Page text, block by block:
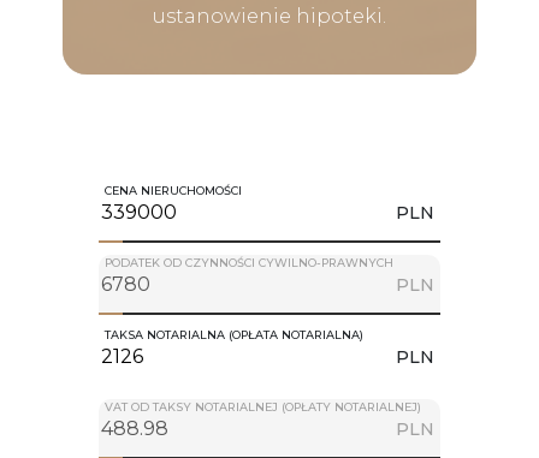
ustanowienie hipoteki.
CENA NIERUCHOMOŚCI
PLN
PODATEK OD CZYNNOŚCI CYWILNO-PRAWNYCH
PLN
TAKSA NOTARIALNA (OPŁATA NOTARIALNA)
PLN
VAT OD TAKSY NOTARIALNEJ (OPŁATY NOTARIALNEJ)
PLN